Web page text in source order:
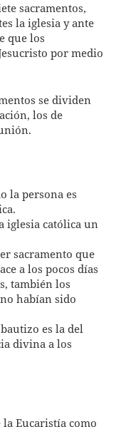
sacramentos,
la iglesia y ante
que los
por medio
se dividen
los de
la persona es
iglesia católica un
sacramento que
a los pocos días
también los
habían sido
es la del
divina a los
Eucaristía como